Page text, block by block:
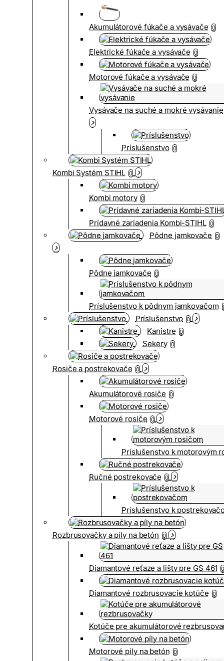
Akumulátorové fúkače a vysávače 0
Elektrické fúkače a vysávače 0
Motorové fúkače a vysávače 0
Vysávače na suché a mokré vysávanie
Príslušenstvo 0
Kombi Systém STIHL 0
Kombi motory 0
Prídavné zariadenia Kombi-STIHL 0
Pôdne jamkovače 0
Pôdne jamkovače 0
Príslušenstvo k pôdnym jamkovačom
Príslušenstvo 0
Kanistre 0
Sekery 0
Rosiče a postrekovače 0
Akumulátorové rosiče 0
Motorové rosiče 0
Príslušenstvo k motorovým
Ručné postrekovače 0
Príslušenstvo k
Rozbrusovačky a píly na betón 0
Diamantové reťaze a lišty pre GS 461
Diamantové rozbrusovacie kotúče 0
Kotúče pre akumulátorové
Motorové píly na betón 0